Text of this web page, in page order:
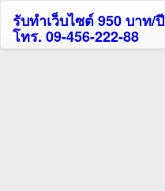
รับทำเว็บไซต์ 950 บาท/ปี
โทร. 09-456-222-88